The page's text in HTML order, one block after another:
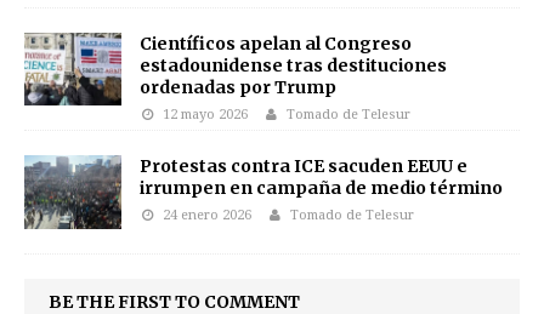
Científicos apelan al Congreso
estadounidense tras destituciones
ordenadas por Trump
12 mayo 2026 Tomado de Telesur
Protestas contra ICE sacuden EEUU e
irrumpen en campaña de medio término
24 enero 2026 Tomado de Telesur
BE THE FIRST TO COMMENT